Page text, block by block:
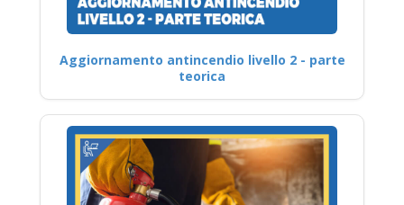
Aggiornamento antincendio livello 2 - parte
teorica